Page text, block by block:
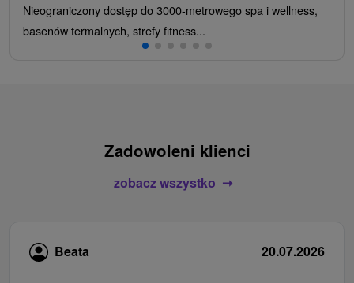
Nieograniczony dostęp do 3000-metrowego spa i wellness,
basenów termalnych, strefy fitness...
Zadowoleni klienci
zobacz wszystko
Beata 20.07.2026